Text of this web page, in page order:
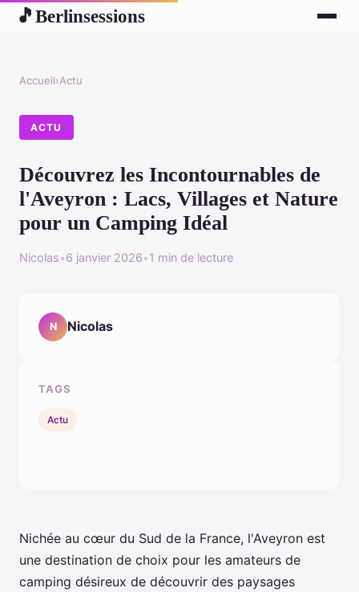
🎵Berlinsessions
Accueil›Actu
ACTU
Découvrez les Incontournables de
l'Aveyron : Lacs, Villages et Nature
pour un Camping Idéal
Nicolas•6 janvier 2026•1 min de lecture
Nichée au cœur du Sud de la France, l'Aveyron est
une destination de choix pour les amateurs de
camping désireux de découvrir des paysages
N Nicolas
TAGS
Actu